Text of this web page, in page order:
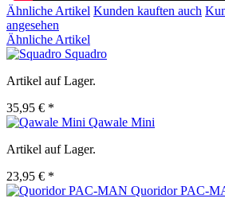
Ähnliche Artikel Kunden kauften auch
angesehen
Ähnliche Artikel
Squadro
Artikel auf Lager.
35,95 € *
Qawale Mini
Artikel auf Lager.
23,95 € *
Quoridor PAC-